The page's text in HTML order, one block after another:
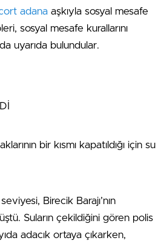
adana aşkıyla sosyal mesafe
sosyal mesafe kurallarını
uyarıda bulundular.
bir kısmı kapatıldığı için su
Birecik Barajı’nın
Suların çekildiğini gören polis
adacık ortaya çıkarken,